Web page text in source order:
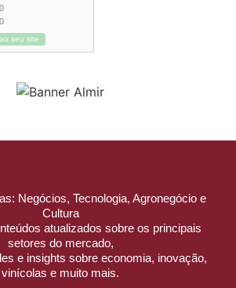
Negócios, Tecnologia, Agronegócio e
Cultura
atualizados sobre os principais
setores do mercado,
e insights sobre economia, inovação,
vinícolas e muito mais.